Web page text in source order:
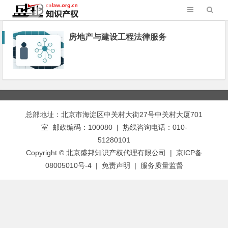
房地产与建设工程法律服务
总部地址：北京市海淀区中关村大街27号中关村大厦701
室 邮政编码：100080 | 热线咨询电话：010-
51280101
Copyright © 北京盛邦知识产权代理有限公司 | 京ICP备
08005010号-4 | 免责声明 | 服务质量监督